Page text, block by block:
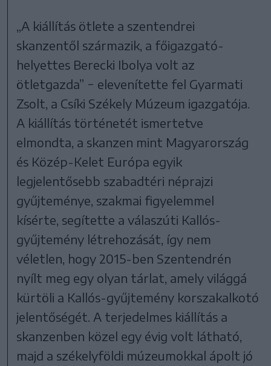
„A kiállítás ötlete a szentendrei
skanzentől származik, a főigazgató-
helyettes Berecki Ibolya volt az
ötletgazda” − elevenítette fel Gyarmati
Zsolt, a Csíki Székely Múzeum igazgatója.
A kiállítás történetét ismertetve
elmondta, a skanzen mint Magyarország
és Közép-Kelet Európa egyik
legjelentősebb szabadtéri néprajzi
gyűjteménye, szakmai figyelemmel
kísérte, segítette a válaszúti Kallós-
gyűjtemény létrehozását, így nem
véletlen, hogy 2015-ben Szentendrén
nyílt meg egy olyan tárlat, amely világgá
kürtöli a Kallós-gyűjtemény korszakalkotó
jelentőségét. A terjedelmes kiállítás a
skanzenben közel egy évig volt látható,
majd a székelyföldi múzeumokkal ápolt jó